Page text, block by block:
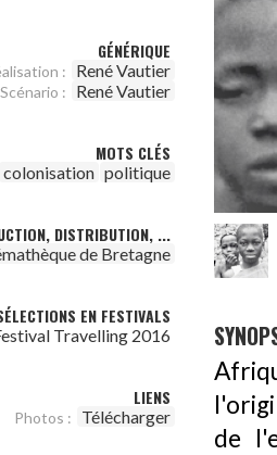
GÉNÉRIQUE
: René Vautier
Scénario : René Vautier
MOTS CLÉS
colonisation politique
DISTRIBUTION, ...
de Bretagne
EN FESTIVALS
Travelling 2016
LIENS
Photos : Télécharger
de